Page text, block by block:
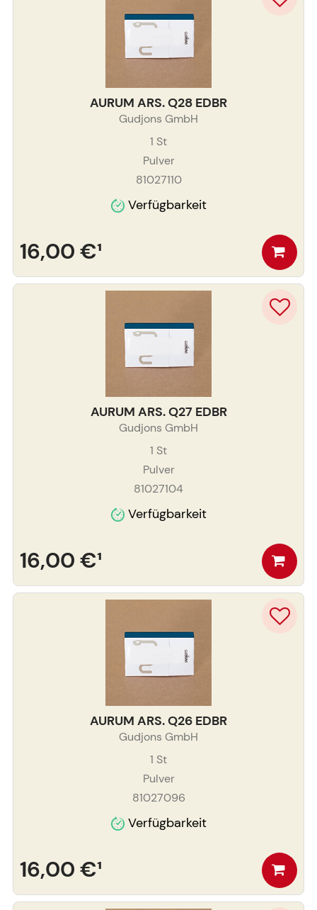
AURUM ARS. Q28 EDBR
Gudjons GmbH
1 St
Pulver
81027110
Verfügbarkeit
16,00 €¹
AURUM ARS. Q27 EDBR
Gudjons GmbH
1 St
Pulver
81027104
Verfügbarkeit
16,00 €¹
AURUM ARS. Q26 EDBR
Gudjons GmbH
1 St
Pulver
81027096
Verfügbarkeit
16,00 €¹